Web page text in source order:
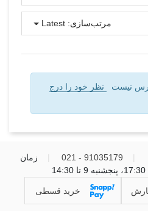
مرتب‌سازی: Latest
نیست
نظر خود را درج
91035179 - 021
زمان
خرید قسطی